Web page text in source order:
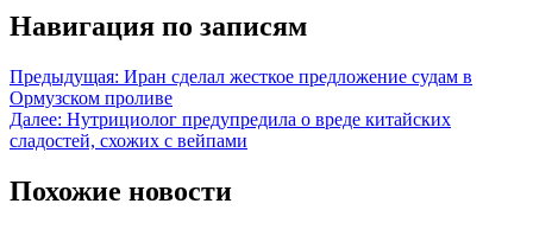
Навигация по записям
Предыдущая: Иран сделал жесткое предложение судам в
Ормузском проливе
Далее: Нутрициолог предупредила о вреде китайских
сладостей, схожих с вейпами
Похожие новости